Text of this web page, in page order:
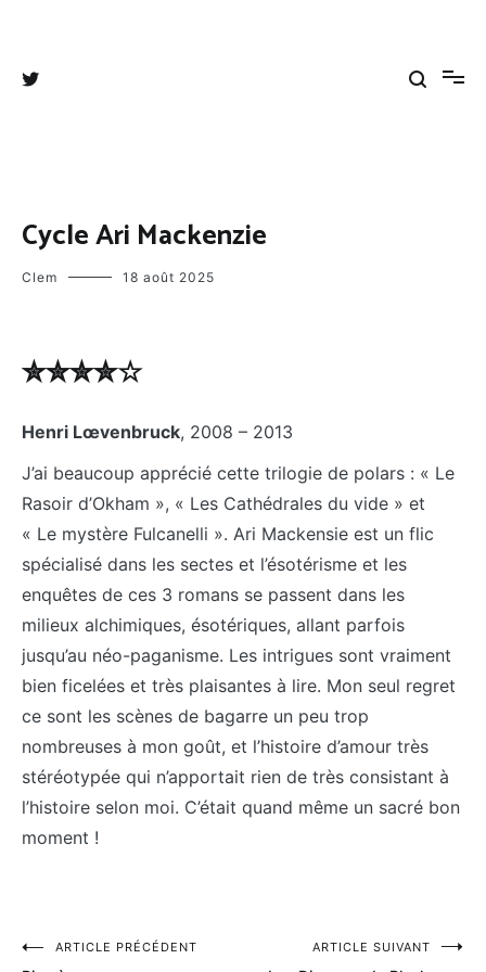
Cycle Ari Mackenzie
Clem 18 août 2025
✮✮✮✮☆
Henri Lœvenbruck, 2008 – 2013
J’ai beaucoup apprécié cette trilogie de polars : « Le
Rasoir d’Okham », « Les Cathédrales du vide » et
« Le mystère Fulcanelli ». Ari Mackensie est un flic
spécialisé dans les sectes et l’ésotérisme et les
enquêtes de ces 3 romans se passent dans les
milieux alchimiques, ésotériques, allant parfois
jusqu’au néo-paganisme. Les intrigues sont vraiment
bien ficelées et très plaisantes à lire. Mon seul regret
ce sont les scènes de bagarre un peu trop
nombreuses à mon goût, et l’histoire d’amour très
stéréotypée qui n’apportait rien de très consistant à
l’histoire selon moi. C’était quand même un sacré bon
moment !
Navigation
ARTICLE PRÉCÉDENT ARTICLE SUIVANT